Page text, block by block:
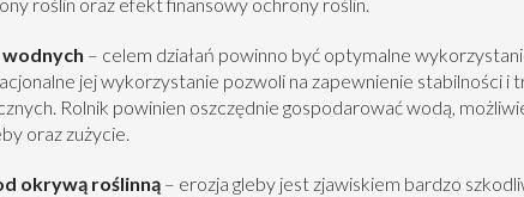
– celem działań powinno być optymalne
jej wykorzystanie pozwoli na zapewnienie stabilności i
Rolnik powinien oszczędnie gospodarować wodą,
oraz zużycie.
okrywą roślinną– erozja gleby jest zjawiskiem bardzo